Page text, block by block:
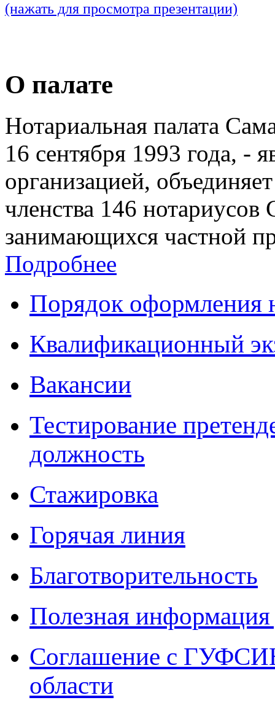
(нажать для просмотра презентации)
О палате
Нотариальная палата
16 сентября 1993 года, -
организацией,
членства 146 нотариусов
занимающихся частной
Подробнее
Порядок оформления
Квалификационный
Вакансии
Тестирование
должность
Стажировка
Горячая линия
Благотворительность
Полезная
Соглашение с
области